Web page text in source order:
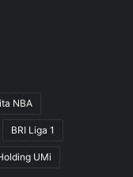
NBA
BRI Liga 1
UMi